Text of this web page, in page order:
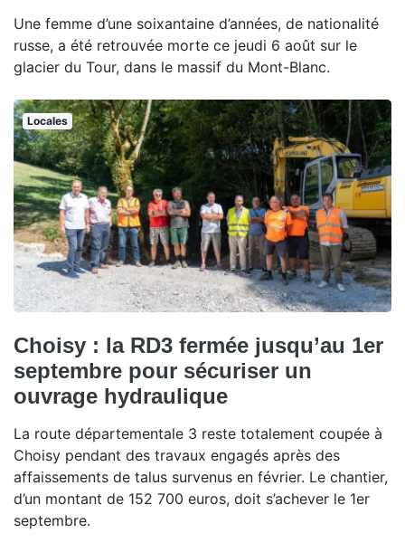
Une femme d’une soixantaine d’années, de nationalité
russe, a été retrouvée morte ce jeudi 6 août sur le
glacier du Tour, dans le massif du Mont-Blanc.
Locales
Choisy : la RD3 fermée jusqu’au 1er
septembre pour sécuriser un
ouvrage hydraulique
La route départementale 3 reste totalement coupée à
Choisy pendant des travaux engagés après des
affaissements de talus survenus en février. Le chantier,
d’un montant de 152 700 euros, doit s’achever le 1er
septembre.